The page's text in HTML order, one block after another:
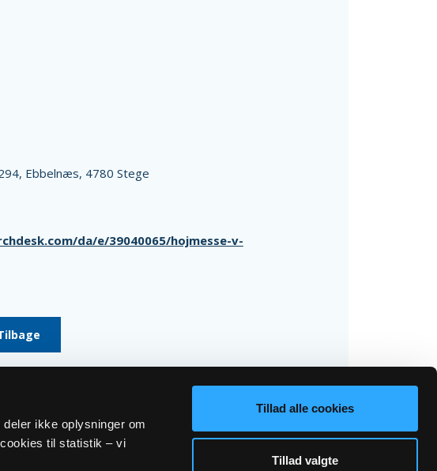
ikke oplysninger om
til statistik – vi
Tillad alle cookies
Tillad valgte
Ebbelnæs, 4780 Stege
da/e/39040065/hojmesse-v-